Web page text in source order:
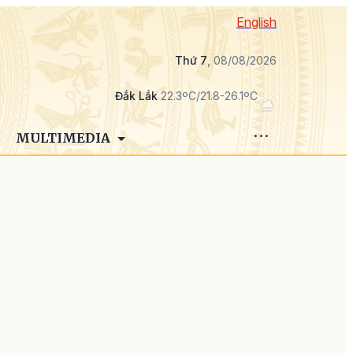
English
Thứ 7, 08/08/2026
Đắk Lắk22.3ºC/21.8-26.1ºC
MULTIMEDIA